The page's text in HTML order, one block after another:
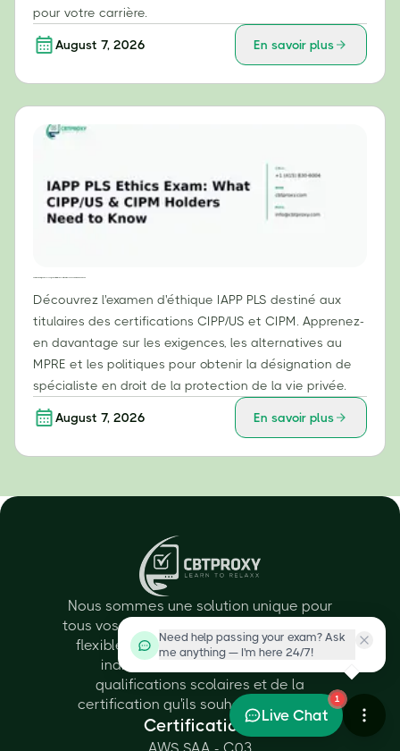
pour votre carrière.
August 7, 2026 En savoir plus
Découvrez l'examen d'éthique IAPP PLS destiné aux
titulaires des certifications CIPP/US et CIPM. Apprenez-
en davantage sur les exigences, les alternatives au
MPRE et les politiques pour obtenir la désignation de
spécialiste en droit de la protection de la vie privée.
August 7, 2026 En savoir plus
Nous sommes une solution unique pour
tous vos besoins et proposons des offres
flexibles et personnalisées à tous les
individus en fonction de leurs
qualifications scolaires et de la
certification qu'ils souhaitent obtenir.
Certifications
Need help passing your exam? Ask
me anything — I'm here 24/7!
1
Live Chat